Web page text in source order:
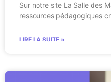
Sur notre site La Salle des
ressources pédagogiques
LIRE LA SUITE »